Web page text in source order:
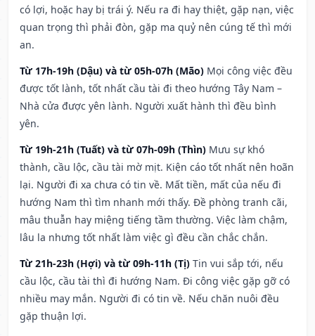
có lợi, hoặc hay bị trái ý. Nếu ra đi hay thiệt, gặp nạn, việc
quan trọng thì phải đòn, gặp ma quỷ nên cúng tế thì mới
an.
Từ 17h-19h (Dậu) và từ 05h-07h (Mão) Mọi công việc đều
được tốt lành, tốt nhất cầu tài đi theo hướng Tây Nam –
Nhà cửa được yên lành. Người xuất hành thì đều bình
yên.
Từ 19h-21h (Tuất) và từ 07h-09h (Thìn) Mưu sự khó
thành, cầu lộc, cầu tài mờ mịt. Kiện cáo tốt nhất nên hoãn
lại. Người đi xa chưa có tin về. Mất tiền, mất của nếu đi
hướng Nam thì tìm nhanh mới thấy. Đề phòng tranh cãi,
mâu thuẫn hay miệng tiếng tầm thường. Việc làm chậm,
lâu la nhưng tốt nhất làm việc gì đều cần chắc chắn.
Từ 21h-23h (Hợi) và từ 09h-11h (Tị) Tin vui sắp tới, nếu
cầu lộc, cầu tài thì đi hướng Nam. Đi công việc gặp gỡ có
nhiều may mắn. Người đi có tin về. Nếu chăn nuôi đều
gặp thuận lợi.